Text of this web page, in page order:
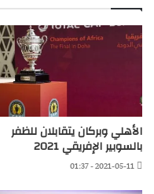
الأهلي وبركان يتقابلان للظفر
بالسوبير الإفريقي 2021
2021-05-11 - 01:37